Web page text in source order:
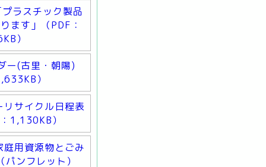
ラスチック製品
ます」（PDF：
）
ー(古里・朝陽)
）
サイクル日程表
1,130KB）
用資源物とごみ
ンフレット）